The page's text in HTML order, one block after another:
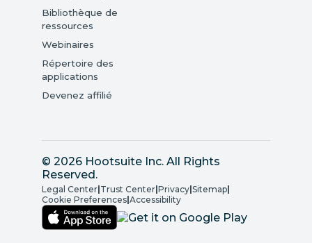
Bibliothèque de
ressources
Webinaires
Répertoire des
applications
Devenez affilié
© 2026 Hootsuite Inc. All Rights
Reserved.
Legal Center Trust Center Privacy Sitemap
Cookie Preferences Accessibility